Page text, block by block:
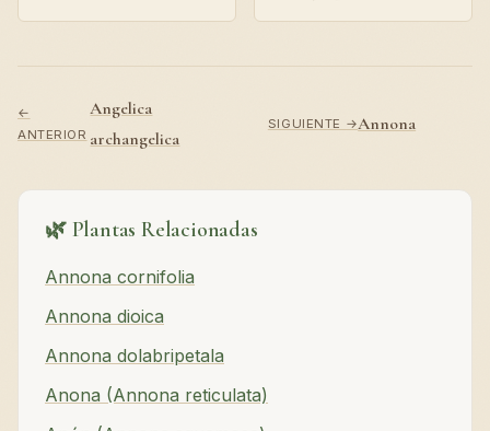
←
ANTERIOR
Angelica
archangelica
SIGUIENTE →Annona
🌿 Plantas Relacionadas
Annona cornifolia
Annona dioica
Annona dolabripetala
Anona (Annona reticulata)